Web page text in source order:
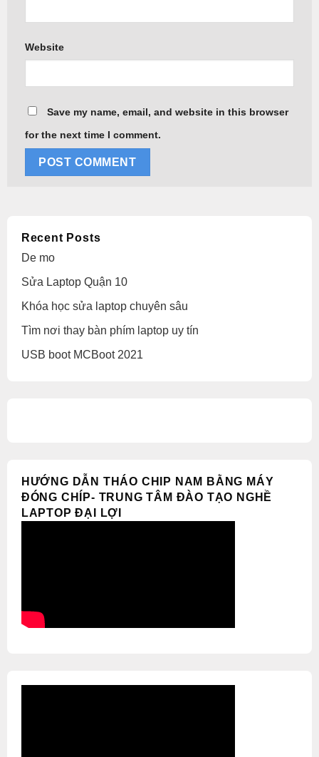
Website
Save my name, email, and website in this browser
for the next time I comment.
Recent Posts
De mo
Sửa Laptop Quận 10
Khóa học sửa laptop chuyên sâu
Tìm nơi thay bàn phím laptop uy tín
USB boot MCBoot 2021
HƯỚNG DẪN THÁO CHIP NAM BẰNG MÁY
ĐÓNG CHÍP- TRUNG TÂM ĐÀO TẠO NGHỀ
LAPTOP ĐẠI LỢI